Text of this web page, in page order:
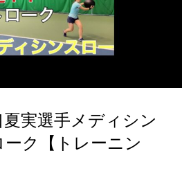
夏実選手メディシン
ク【トレーニン